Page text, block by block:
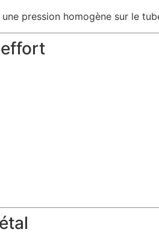
pression homogène sur le